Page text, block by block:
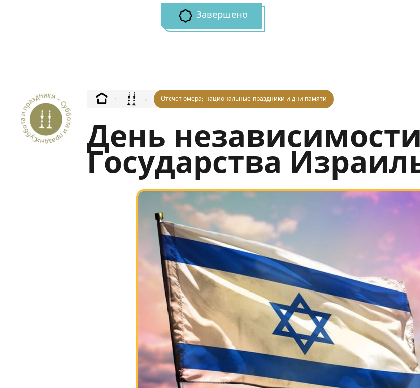
Завершено
Суббота и праздники - Суббота и праздники -- Отсчет омера; национальные праздники и дни памяти
День независимости
Государства